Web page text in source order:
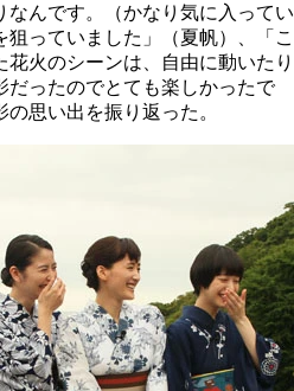
なんです。（かなり気に入ってい
っていました」（夏帆）、「こ
火のシーンは、自由に動いたり
だったのでとても楽しかったで
思い出を振り返った。